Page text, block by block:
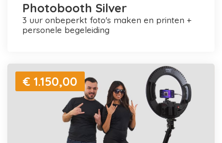
Photobooth Silver
3 uur onbeperkt foto's maken en printen +
personele begeleiding
€ 1.150,00